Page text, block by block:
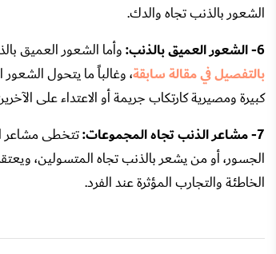
الشعور بالذنب تجاه والدك.
6- الشعور العميق بالذنب: وأما الشعور العميق
بالتفصيل في مقالة سابقة، وغالباً ما يتحول
كبيرة ومصيرية كارتكاب جريمة أو الاعتداء على
7- مشاعر الذنب تجاه المجموعات:
تتخطى مشاعر
الجسور، أو من يشعر بالذنب تجاه المتسولين،
الخاطئة والتجارب المؤثرة عند الفرد.